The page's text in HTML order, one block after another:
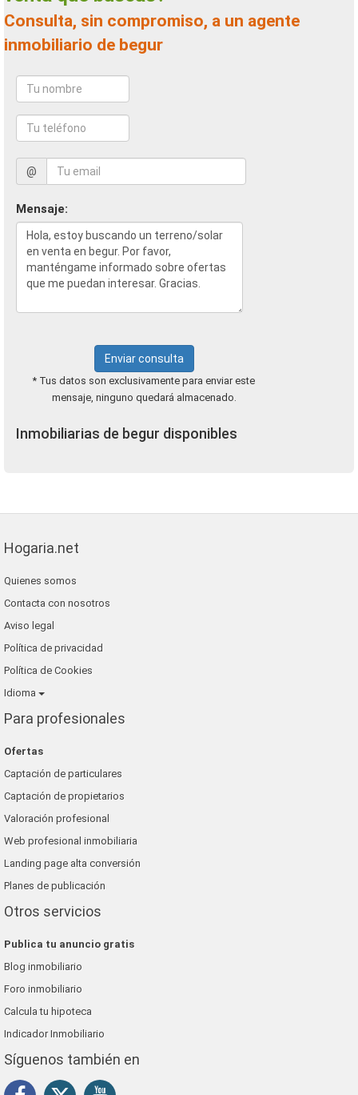
Consulta, sin compromiso, a un agente
inmobiliario de begur
@
Mensaje:
Enviar consulta
* Tus datos son exclusivamente para enviar este
mensaje, ninguno quedará almacenado.
Inmobiliarias de begur disponibles
Hogaria.net
Quienes somos
Contacta con nosotros
Aviso legal
Política de privacidad
Política de Cookies
Idioma
Para profesionales
Ofertas
Captación de particulares
Captación de propietarios
Valoración profesional
Web profesional inmobiliaria
Landing page alta conversión
Planes de publicación
Otros servicios
Publica tu anuncio gratis
Blog inmobiliario
Foro inmobiliario
Calcula tu hipoteca
Indicador Inmobiliario
Síguenos también en